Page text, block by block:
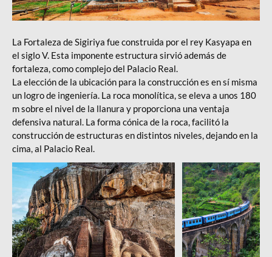
La Fortaleza de Sigiriya fue construida por el rey Kasyapa en
el siglo V. Esta imponente estructura sirvió además de
fortaleza, como complejo del Palacio Real.
La elección de la ubicación para la construcción es en sí misma
un logro de ingeniería. La roca monolítica, se eleva a unos 180
m sobre el nivel de la llanura y proporciona una ventaja
defensiva natural. La forma cónica de la roca, facilitó la
construcción de estructuras en distintos niveles, dejando en la
cima, al Palacio Real.
Viaje Sri Lanka Viaje Sri Lanka